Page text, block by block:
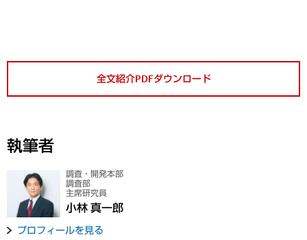
全文紹介PDFダウンロード
執筆者
調査・開発本部
調査部
主席研究員
小林 真一郎
プロフィールを見る